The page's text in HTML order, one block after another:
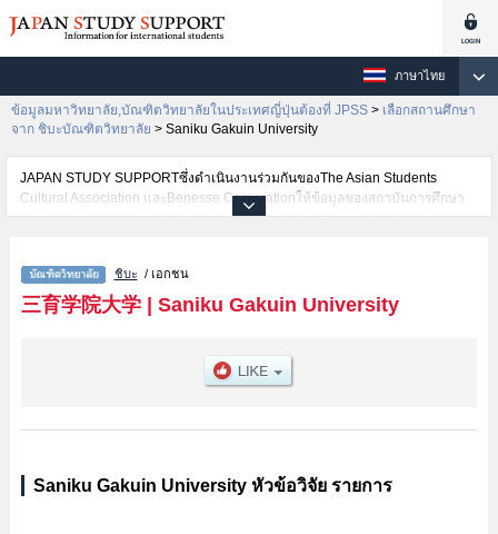
ภาษาไทย
ข้อมูลมหาวิทยาลัย,บัณฑิตวิทยาลัยในประเทศญี่ปุ่นต้องที่ JPSS > เลือกสถานศึกษา
จาก ชิบะบัณฑิตวิทยาลัย > Saniku Gakuin University
JAPAN STUDY SUPPORTซึ่งดำเนินงานร่วมกันของThe Asian Students
Cultural Association และBenesse Corporationให้ข้อมูลของสถาบันการศึกษา
ระดับมหาวิทยาลัย・บัณฑิตวิทยาลัย・วิทยาลัยระดับอนุปริญญา・วิทยาลัย
นักศึกษาต่างชาติเช่น เป็นต้น,ข้อมูลของแต่ละสาขาวิจัย,ข้อมูลการสอบคัดเลือก
เข้าศึกษาเช่นจำนวนคนที่รับสมัครหรือจำนวนคนที่ผ่านการสอบคัดเลือก
เป็นต้น,แนะนำสถานที่,การเดินทางเป็นต้นไว้ด้วยดังนั้นขอเชิญใช้บริการค้นหา
ชิบะ / เอกชน
三育学院大学| Saniku Gakuin University
Saniku Gakuin University หัวข้อวิจัย รายการ